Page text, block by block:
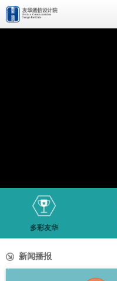
多彩友华
新闻播报